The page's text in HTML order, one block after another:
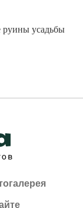
усадьбы